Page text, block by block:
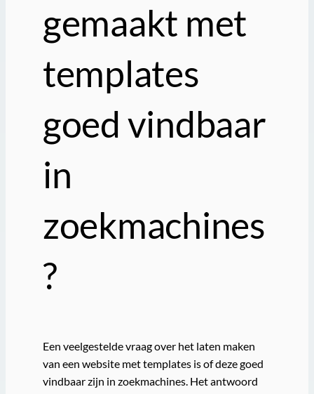
gemaakt met
templates
goed vindbaar
in
zoekmachines
?
Een veelgestelde vraag over het laten maken
van een website met templates is of deze goed
vindbaar zijn in zoekmachines. Het antwoord